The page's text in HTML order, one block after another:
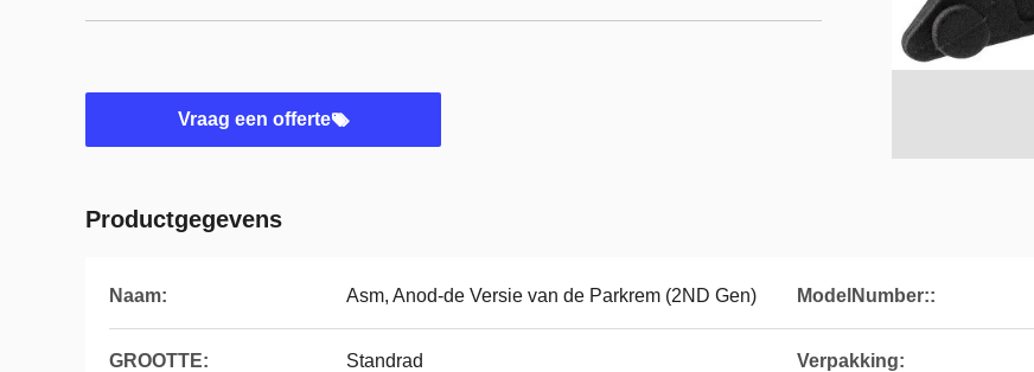
Vraag een offerte
Productgegevens
Naam: Asm, Anod-de Versie van de Parkrem (2ND Gen) ModelNumber::
GROOTTE: Standrad Verpakking: